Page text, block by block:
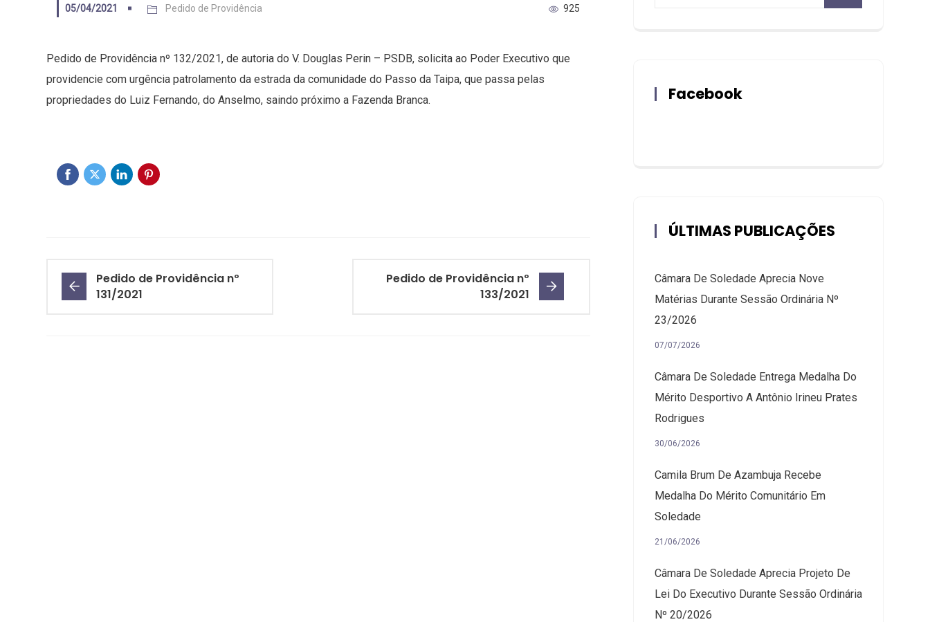
05/04/2021 Pedido de Providência 925
Pedido de Providência nº 132/2021, de autoria do V. Douglas Perin – PSDB, solicita ao Poder Executivo que
providencie com urgência patrolamento da estrada da comunidade do Passo da Taipa, que passa pelas
propriedades do Luiz Fernando, do Anselmo, saindo próximo a Fazenda Branca.
Pedido de Providência nº
131/2021
Pedido de Providência nº
133/2021
Facebook
ÚLTIMAS PUBLICAÇÕES
Câmara De Soledade Aprecia Nove
Matérias Durante Sessão Ordinária Nº
23/2026
07/07/2026
Câmara De Soledade Entrega Medalha Do
Mérito Desportivo A Antônio Irineu Prates
Rodrigues
30/06/2026
Camila Brum De Azambuja Recebe
Medalha Do Mérito Comunitário Em
Soledade
21/06/2026
Câmara De Soledade Aprecia Projeto De
Lei Do Executivo Durante Sessão Ordinária
Nº 20/2026